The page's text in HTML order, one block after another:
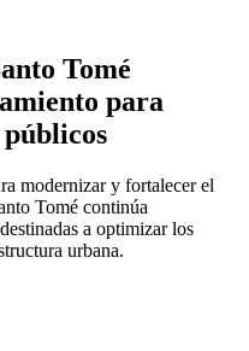
Tomé
para
modernizar y fortalecer el
Tomé continúa
a optimizar los
urbana.